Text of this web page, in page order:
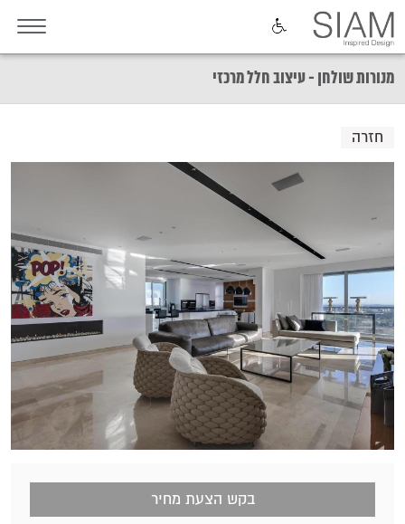
מנורות שולחן - עיצוב חלל מרכזי
חזרה
בקש הצעת מחיר